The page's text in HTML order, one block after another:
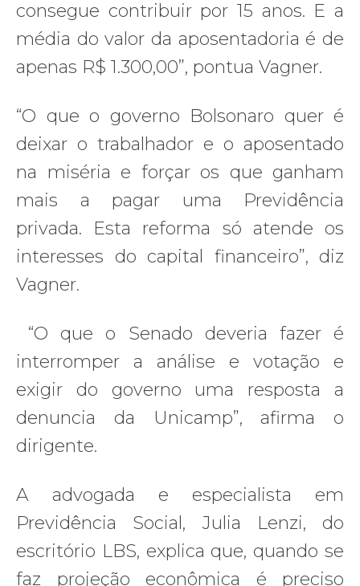
consegue contribuir por 15 anos. E a
média do valor da aposentadoria é de
apenas R$ 1.300,00”, pontua Vagner.
“O que o governo Bolsonaro quer é
deixar o trabalhador e o aposentado
na miséria e forçar os que ganham
mais a pagar uma Previdência
privada. Esta reforma só atende os
interesses do capital financeiro”, diz
Vagner.
“O que o Senado deveria fazer é
interromper a análise e votação e
exigir do governo uma resposta a
denuncia da Unicamp”, afirma o
dirigente.
A advogada e especialista em
Previdência Social, Julia Lenzi, do
escritório LBS, explica que, quando se
faz projeção econômica é preciso